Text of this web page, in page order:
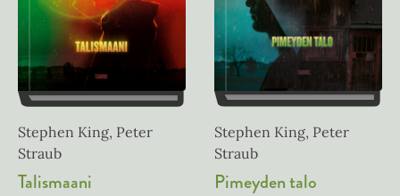
Stephen King, Peter
Straub
Talismaani
Stephen King, Peter
Straub
Pimeyden talo